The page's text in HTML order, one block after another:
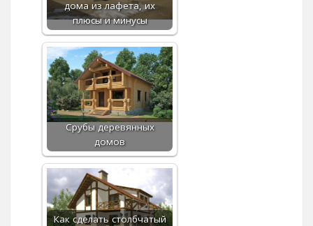
дома из лафета, их
плюсы и минусы
Срубы деревянных
домов
Как сделать столбчатый